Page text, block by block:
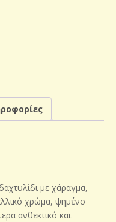
με χάραγμα,
χρώμα, ψημένο
ανθεκτικό και